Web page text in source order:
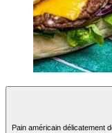
Pain américain délicatement